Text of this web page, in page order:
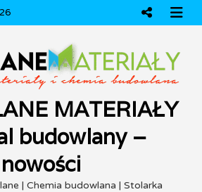
MATERIAŁY
budowlany –
nowości
| Chemia budowlana | Stolarka